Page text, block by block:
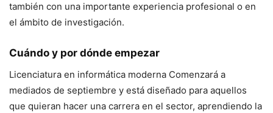
también con una importante experiencia profesional o en
el ámbito de investigación.
Cuándo y por dónde empezar
Licenciatura en informática moderna Comenzará a
mediados de septiembre y está diseñado para aquellos
que quieran hacer una carrera en el sector, aprendiendo la